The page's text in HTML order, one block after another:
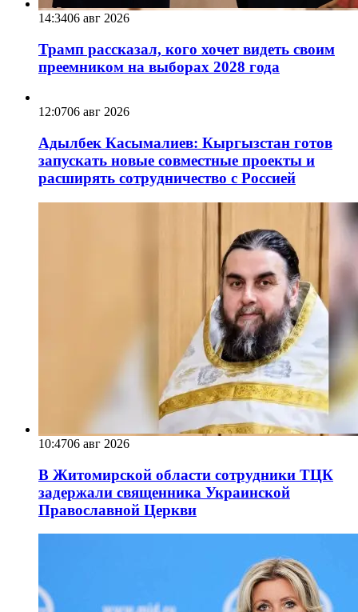
14:3406 авг 2026
Трамп рассказал, кого хочет видеть своим
преемником на выборах 2028 года
12:0706 авг 2026
Адылбек Касымалиев: Кыргызстан готов
запускать новые совместные проекты и
расширять сотрудничество с Россией
10:4706 авг 2026
В Житомирской области сотрудники ТЦК
задержали священника Украинской
Православной Церкви